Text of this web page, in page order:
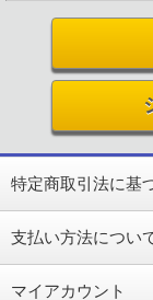
特定商取引法に基
支払い方法につい
マイアカウント